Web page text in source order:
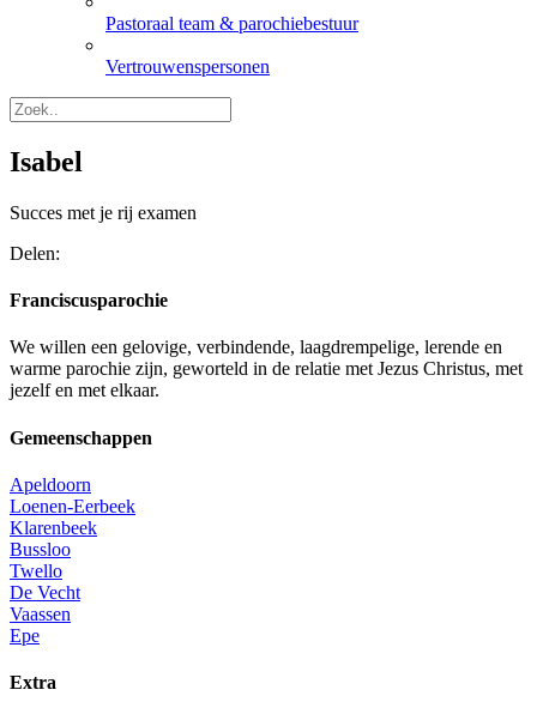
Pastoraal team & parochiebestuur
Vertrouwenspersonen
Isabel
Succes met je rij examen
Delen:
Franciscusparochie
We willen een gelovige, verbindende, laagdrempelige, lerende en
warme parochie zijn, geworteld in de relatie met Jezus Christus, met
jezelf en met elkaar.
Gemeenschappen
Apeldoorn
Loenen-Eerbeek
Klarenbeek
Bussloo
Twello
De Vecht
Vaassen
Epe
Extra